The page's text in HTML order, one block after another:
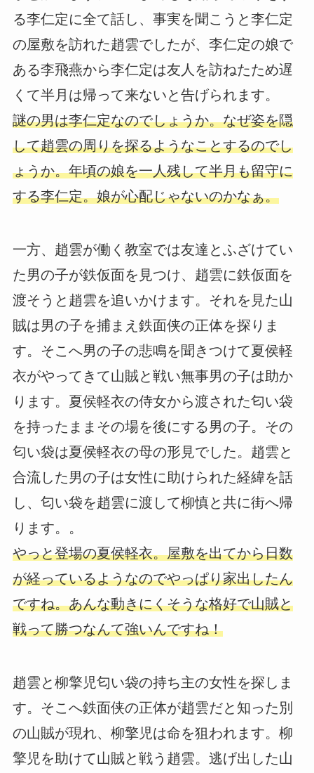
る李仁定に全て話し、事実を聞こうと李仁定
の屋敷を訪れた趙雲でしたが、李仁定の娘で
ある李飛燕から李仁定は友人を訪ねたため遅
くて半月は帰って来ないと告げられます。
謎の男は李仁定なのでしょうか。なぜ姿を隠
して趙雲の周りを探るようなことするのでし
ょうか。年頃の娘を一人残して半月も留守に
する李仁定。娘が心配じゃないのかなぁ。
一方、趙雲が働く教室では友達とふざけてい
た男の子が鉄仮面を見つけ、趙雲に鉄仮面を
渡そうと趙雲を追いかけます。それを見た山
賊は男の子を捕まえ鉄面侠の正体を探りま
す。そこへ男の子の悲鳴を聞きつけて夏侯軽
衣がやってきて山賊と戦い無事男の子は助か
ります。夏侯軽衣の侍女から渡された匂い袋
を持ったままその場を後にする男の子。その
匂い袋は夏侯軽衣の母の形見でした。趙雲と
合流した男の子は女性に助けられた経緯を話
し、匂い袋を趙雲に渡して柳慎と共に街へ帰
ります。。
やっと登場の夏侯軽衣。屋敷を出てから日数
が経っているようなのでやっぱり家出したん
ですね。あんな動きにくそうな格好で山賊と
戦って勝つなんて強いんですね！
趙雲と柳擎児匂い袋の持ち主の女性を探しま
す。そこへ鉄面侠の正体が趙雲だと知った別
の山賊が現れ、柳擎児は命を狙われます。柳
擎児を助けて山賊と戦う趙雲。逃げ出した山